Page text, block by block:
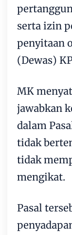
serta izin
penyitaan
(Dewas)
MK
jawabkan
dalam
tidak
tidak
mengikat.
Pasal